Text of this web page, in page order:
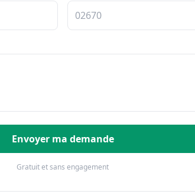
Envoyer ma demande
Gratuit et sans engagement